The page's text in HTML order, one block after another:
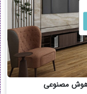
هوش مصنوعی